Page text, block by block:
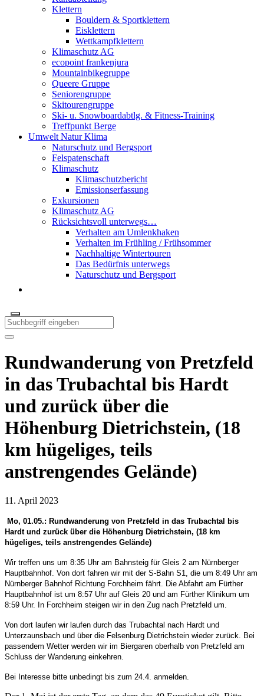
Klettern
Bouldern & Sportklettern
Eisklettern
Wettkampfklettern
Klimaschutz AG
ecopoint frankenjura
Mountainbikegruppe
Queere Gruppe
Seniorengruppe
Skitourengruppe
Ski- u. Snowboardabtlg. & Fitness-Training
Treffpunkt Berge
Umwelt Natur Klima
Naturschutz und Bergsport
Felspatenschaft
Klimaschutz
Klimaschutzbericht
Emissionserfassung
Exkursionen
Klimaschutz AG
Rücksichtsvoll unterwegs…
Verhalten am Umlenkhaken
Verhalten im Frühling / Frühsommer
Nachhaltige Wintertouren
Das Bedürfnis unterwegs
Naturschutz und Bergsport
Rundwanderung von Pretzfeld
in das Trubachtal bis Hardt
und zurück über die
Höhenburg Dietrichstein, (18
km hügeliges, teils
anstrengendes Gelände)
11. April 2023
Mo, 01.05.: Rundwanderung von Pretzfeld in das Trubachtal bis
Hardt und zurück über die Höhenburg Dietrichstein, (18 km
hügeliges, teils anstrengendes Gelände)
Wir treffen uns um 8:35 Uhr am Bahnsteig für Gleis 2 am Nürnberger
Hauptbahnhof. Von dort fahren wir mit der S-Bahn S1, die um 8:49 Uhr am
Nürnberger Bahnhof Richtung Forchheim fährt. Die Abfahrt am Fürther
Hauptbahnhof ist um 8:57 Uhr auf Gleis 20 und am Fürther Klinikum um
8:59 Uhr. In Forchheim steigen wir in den Zug nach Pretzfeld um.
Von dort laufen wir laufen durch das Trubachtal nach Hardt und
Unterzaunsbach und über die Felsenburg Dietrichstein wieder zurück. Bei
passendem Wetter werden wir im Biergaren oberhalb von Pretzfeld am
Schluss der Wanderung einkehren.
Bei Interesse bitte unbedingt bis zum 24.4. anmelden.